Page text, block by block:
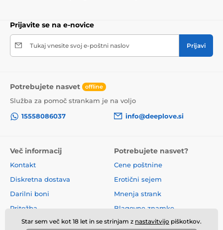
Prijavite se na e-novice
Tukaj vnesite svoj e-poštni naslov Prijavi
Potrebujete nasvet offline
Služba za pomoč strankam je na voljo
15558086037
info@deeplove.si
Več informacij
Kontakt
Diskretna dostava
Darilni boni
Pritožba
O nas
Potrebujete nasvet?
Cene poštnine
Erotični sejem
Mnenja strank
Blagovne znamke
Poslovni pogoji
Star sem več kot 18 let in se strinjam z nastavitvijo piškotkov.